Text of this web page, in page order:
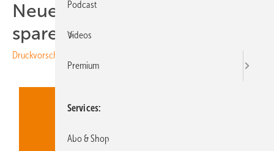
Neue Montagetechnik: Zeit
sparen, sicher installieren
Druckvorschau
Podcast
Videos
Premium
Services
Abo & Shop